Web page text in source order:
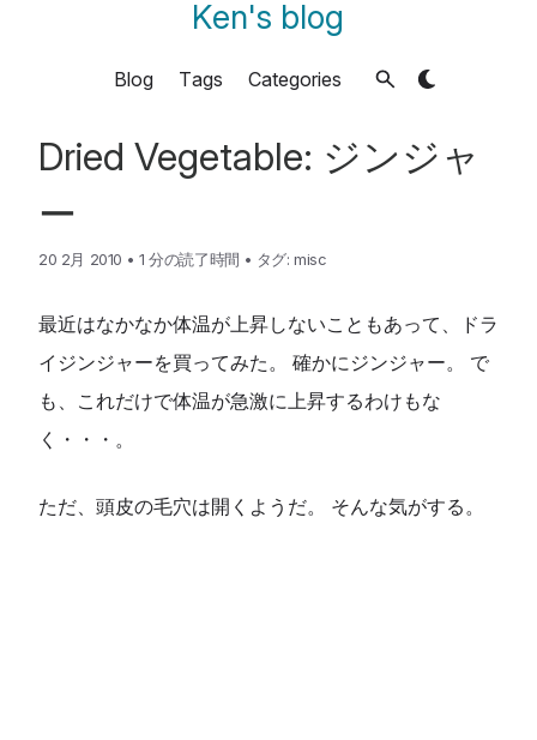
Ken's blog
Blog Tags Categories
Dried Vegetable: ジンジャ
ー
20 2月 2010 • 1 分の読了時間 • タグ:misc
最近はなかなか体温が上昇しないこともあって、ドラ
イジンジャーを買ってみた。 確かにジンジャー。 で
も、これだけで体温が急激に上昇するわけもな
く・・・。
ただ、頭皮の毛穴は開くようだ。 そんな気がする。